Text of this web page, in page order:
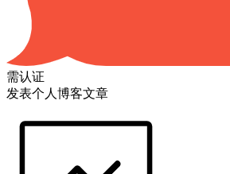
需认证
发表个人博客文章